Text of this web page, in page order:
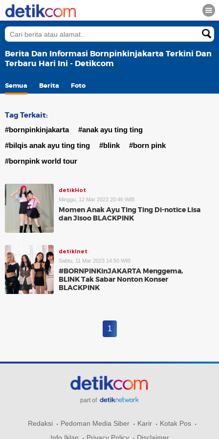
Berita Dan Informasi Bornpinkinjakarta Terkini Dan
Terbaru Hari Ini - Detikcom
Semua Berita Foto
Tag Terkait:
#bornpinkinjakarta
#anak ayu ting ting
#bilqis anak ayu ting ting
#blink
#born pink
#bornpink world tour
detikHot
Minggu, 12 Mar 2023 20:46 WIB
Momen Anak Ayu Ting Ting Di-notice Lisa
dan Jisoo BLACKPINK
detikInet
Sabtu, 11 Mar 2023 14:50 WIB
#BORNPINKinJAKARTA Menggema,
BLINK Tak Sabar Nonton Konser
BLACKPINK
1
part of
Redaksi Pedoman Media Siber Karir
Kotak Pos